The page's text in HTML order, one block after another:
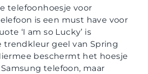
telefoonhoesje voor
is een must have voor
‘I am so Lucky’ is
trendkleur geel van Spring
beschermt het hoesje
telefoon, maar